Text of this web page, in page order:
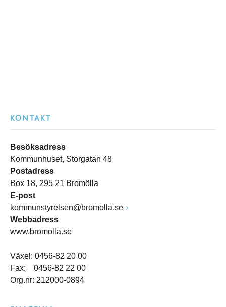
KONTAKT
Besöksadress
Kommunhuset, Storgatan 48
Postadress
Box 18, 295 21 Bromölla
E-post
kommunstyrelsen@bromolla.se
Webbadress
www.bromolla.se
Växel: 0456-82 20 00
Fax: 0456-82 22 00
Org.nr: 212000-0894